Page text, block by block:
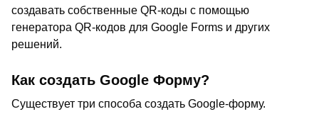
создавать собственные QR-коды с помощью
генератора QR-кодов для Google Forms и других
решений.
Как создать Google Форму?
Существует три способа создать Google-форму.